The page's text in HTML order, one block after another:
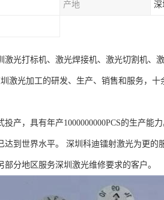
产地 深
光打标机、激光焊接机、激光切割机、
激光加工的研发、生产、销售和服务，
产，具有年产1000000000PCS的生产能
到世界水平。 深圳科迪镭射激光为更的
分地区服务深圳激光维修要求的客户。